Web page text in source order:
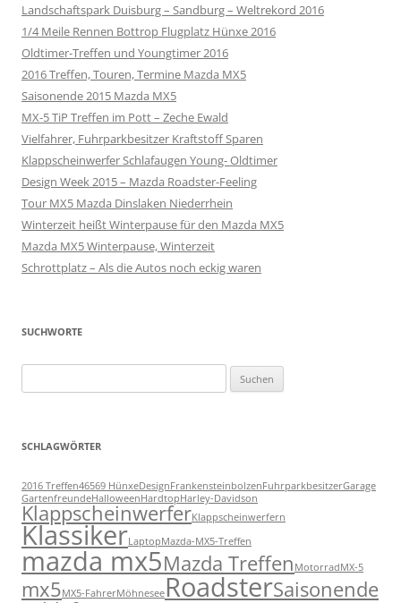
Landschaftspark Duisburg – Sandburg – Weltrekord 2016
1/4 Meile Rennen Bottrop Flugplatz Hünxe 2016
Oldtimer-Treffen und Youngtimer 2016
2016 Treffen, Touren, Termine Mazda MX5
Saisonende 2015 Mazda MX5
MX-5 TiP Treffen im Pott – Zeche Ewald
Vielfahrer, Fuhrparkbesitzer Kraftstoff Sparen
Klappscheinwerfer Schlafaugen Young- Oldtimer
Design Week 2015 – Mazda Roadster-Feeling
Tour MX5 Mazda Dinslaken Niederrhein
Winterzeit heißt Winterpause für den Mazda MX5
Mazda MX5 Winterpause, Winterzeit
Schrottplatz – Als die Autos noch eckig waren
SUCHWORTE
nach:
SCHLAGWÖRTER
2016 Treffen46569 HünxeDesignFrankensteinbolzenFuhrparkbesitzerGarage
GartenfreundeHalloweenHardtopHarley-Davidson
KlappscheinwerferKlappscheinwerfern
KlassikerLaptopMazda-MX5-Treffen
mazda mx5Mazda Treffen MotorradMX-5
mx5MX5-FahrerMöhneseeRoadsterSaisonende